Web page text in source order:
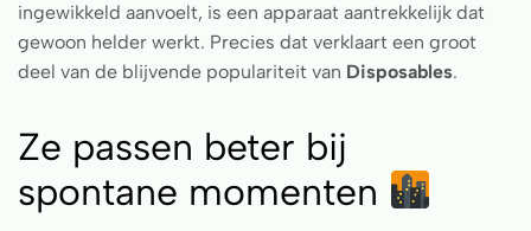
ingewikkeld aanvoelt, is een apparaat aantrekkelijk dat
gewoon helder werkt. Precies dat verklaart een groot
deel van de blijvende populariteit van Disposables.
Ze passen beter bij
spontane momenten